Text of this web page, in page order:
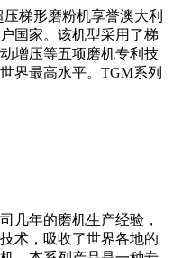
梯形磨粉机享誉澳大利
国家。该机型采用了梯
增压等五项磨机专利技
界最高水平。TGM系列
几年的磨机生产经验，
术，吸收了世界各地的